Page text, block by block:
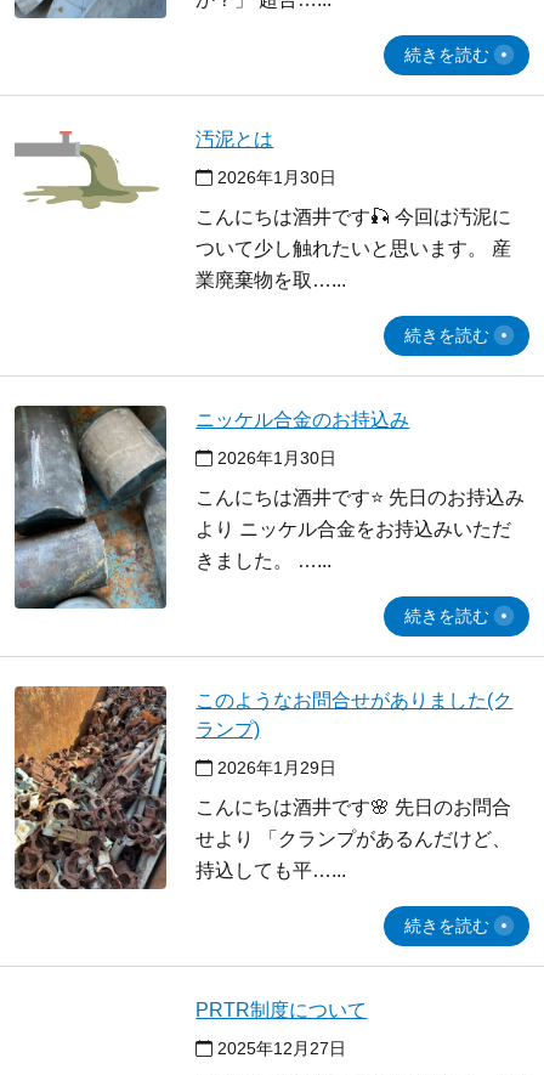
続きを読む
汚泥とは
2026年1月30日
こんにちは酒井です🎣 今回は汚泥に
ついて少し触れたいと思います。 産
業廃棄物を取…
続きを読む
ニッケル合金のお持込み
2026年1月30日
こんにちは酒井です⭐ 先日のお持込み
より ニッケル合金をお持込みいただ
きました。 …
続きを読む
このようなお問合せがありました(ク
ランプ)
2026年1月29日
こんにちは酒井です🌸 先日のお問合
せより 「クランプがあるんだけど、
持込しても平…
続きを読む
PRTR制度について
2025年12月27日